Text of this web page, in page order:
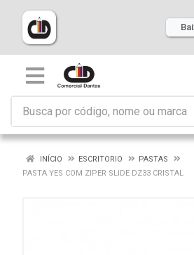
INÍCIO ESCRITORIO
PASTAS
PASTA YES COM ZIPER SLIDE DZ33 CRISTAL